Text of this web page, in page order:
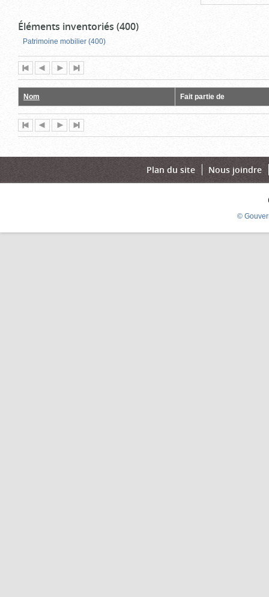
Éléments inventoriés (400)
Patrimoine mobilier (400)
Première
page
Page
précédente
suivante
page
Nom Fait partie de
Première
page
Page
précédente
suivante
page
Plan du site Nous joindre
©